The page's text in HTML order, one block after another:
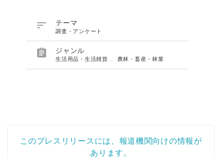
 テーマ
調査・アンケート
 ジャンル
生活用品・生活雑貨 農林・畜産・林業
このプレスリリースには、報道機関向けの情報が
あります。